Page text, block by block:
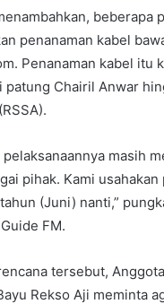
beberapa
penanaman kabel
Penanaman kabel itu
patung Chairil Anwar
masih
pihak. Kami usahakan
(Juni) nanti,”
FM.
tersebut,
Rekso Aji meminta